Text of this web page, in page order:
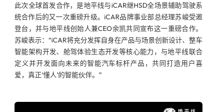
此次全球首发合作，是地平线与iCAR继HSD全场景辅助驾驶系
统合作后的又一次重磅升级。iCAR品牌事业部总经理苏峻受邀
登台，并与地平线创始人兼CEO余凯共同宣布这一重磅合作。
苏峻表示：“iCAR将充分发挥自身在产品与场景创新设计、整车
智能架构开发、舱驾体验生态开发等核心能力，与地平线联合
定义并开发面向未来的智能汽车标杆产品，共同打造用户喜
爱，真正‘懂人’的智能伙伴。”